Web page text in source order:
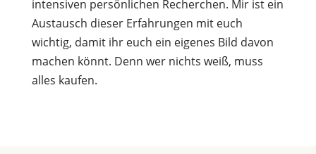
intensiven persönlichen Recherchen. Mir ist ein
Austausch dieser Erfahrungen mit euch
wichtig, damit ihr euch ein eigenes Bild davon
machen könnt. Denn wer nichts weiß, muss
alles kaufen.